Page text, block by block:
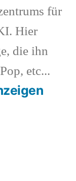
für
Hier
die ihn
etc...